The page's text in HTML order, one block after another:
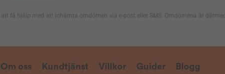
Om oss Kundtjänst Villkor Guider Blogg